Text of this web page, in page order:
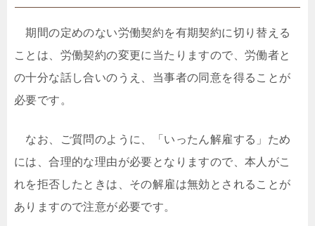
期間の定めのない労働契約を有期契約に切り替える
ことは、労働契約の変更に当たりますので、労働者と
の十分な話し合いのうえ、当事者の同意を得ることが
必要です。
なお、ご質問のように、「いったん解雇する」ため
には、合理的な理由が必要となりますので、本人がこ
れを拒否したときは、その解雇は無効とされることが
ありますので注意が必要です。